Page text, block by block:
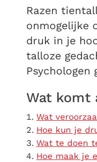
Razen
onmogelijke
druk in je
talloze
Wat komt
Wat
Hoe kun je
Wat te doen
Hoe maak je